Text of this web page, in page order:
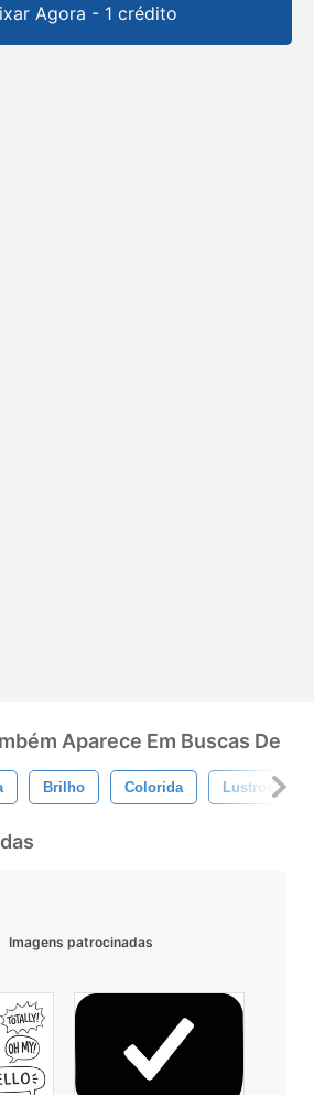
Agora - 1 crédito
Aparece Em Buscas De
Brilho Colorida Lustroso
Imagens patrocinadas